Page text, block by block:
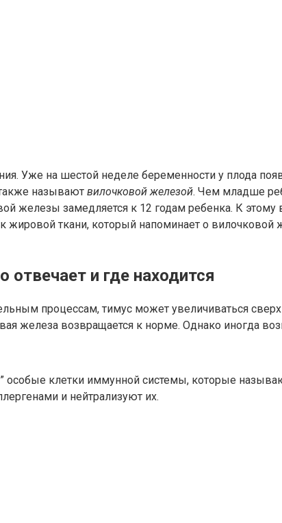
Уже на шестой неделе беременности у плода
называют вилочковой железой. Чем младше
железы замедляется к 12 годам ребенка. К
ткани, который напоминает о вилочковой
отвечает и где находится
процессам, тимус может увеличиваться
железа возвращается к норме. Однако иногда
особые клетки иммунной системы, которые
и нейтрализуют их.